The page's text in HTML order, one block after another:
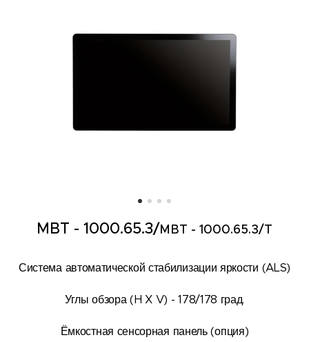
MBT - 1000.65.3/MBT - 1000.65.3/T
Система автоматической стабилизации яркости (ALS)
Углы обзора (H X V) - 178/178 град.
Ёмкостная сенсорная панель (опция)